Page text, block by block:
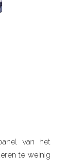
van het
te weinig